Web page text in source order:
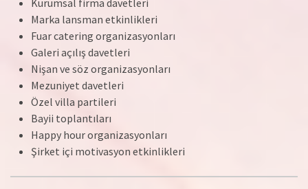
Marka lansman etkinlikleri
Fuar catering organizasyonları
Galeri açılış davetleri
Nişan ve söz organizasyonları
Mezuniyet davetleri
Özel villa partileri
Bayii toplantıları
Happy hour organizasyonları
Şirket içi motivasyon etkinlikleri